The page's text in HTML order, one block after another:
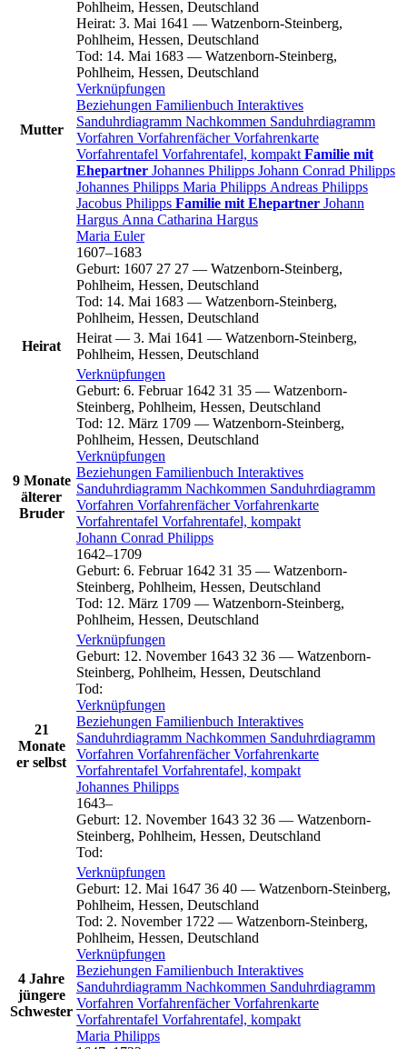
Mutter
Pohlheim, Hessen, Deutschland
Heirat: 3. Mai 1641 — Watzenborn-Steinberg,
Pohlheim, Hessen, Deutschland
Tod: 14. Mai 1683 — Watzenborn-Steinberg,
Pohlheim, Hessen, Deutschland
Verknüpfungen
Beziehungen Familienbuch Interaktives
Sanduhrdiagramm Nachkommen Sanduhrdiagramm
Vorfahren VorfahrenfächerVorfahrenkarte
Vorfahrentafel Vorfahrentafel, kompakt Familie mit
Ehepartner Johannes Philipps Johann Conrad Philipps
Johannes Philipps Maria Philipps Andreas Philipps
Jacobus Philipps Familie mit Ehepartner Johann
Hargus Anna Catharina Hargus
Maria Euler
1607–1683
Geburt: 1607 27 27 — Watzenborn-Steinberg,
Pohlheim, Hessen, Deutschland
Tod: 14. Mai 1683 — Watzenborn-Steinberg,
Pohlheim, Hessen, Deutschland
Heirat
Heirat — 3. Mai 1641 — Watzenborn-Steinberg,
Pohlheim, Hessen, Deutschland
9 Monate
älterer
Bruder
Verknüpfungen
Geburt: 6. Februar 1642 31 35 — Watzenborn-
Steinberg, Pohlheim, Hessen, Deutschland
Tod: 12. März 1709 — Watzenborn-Steinberg,
Pohlheim, Hessen, Deutschland
Verknüpfungen
Beziehungen Familienbuch Interaktives
Sanduhrdiagramm Nachkommen Sanduhrdiagramm
Vorfahren VorfahrenfächerVorfahrenkarte
Vorfahrentafel Vorfahrentafel, kompakt
Johann Conrad Philipps
1642–1709
Geburt: 6. Februar 1642 31 35 — Watzenborn-
Steinberg, Pohlheim, Hessen, Deutschland
Tod: 12. März 1709 — Watzenborn-Steinberg,
Pohlheim, Hessen, Deutschland
21
Monate
er selbst
Verknüpfungen
Geburt: 12. November 1643 32 36 — Watzenborn-
Steinberg, Pohlheim, Hessen, Deutschland
Tod:
Verknüpfungen
Beziehungen Familienbuch Interaktives
Sanduhrdiagramm Nachkommen Sanduhrdiagramm
Vorfahren VorfahrenfächerVorfahrenkarte
Vorfahrentafel Vorfahrentafel, kompakt
Johannes Philipps
1643–
Geburt: 12. November 1643 32 36 — Watzenborn-
Steinberg, Pohlheim, Hessen, Deutschland
Tod:
4 Jahre
jüngere
Schwester
Verknüpfungen
Geburt: 12. Mai 1647 36 40 — Watzenborn-Steinberg,
Pohlheim, Hessen, Deutschland
Tod: 2. November 1722 — Watzenborn-Steinberg,
Pohlheim, Hessen, Deutschland
Verknüpfungen
Beziehungen Familienbuch Interaktives
Sanduhrdiagramm Nachkommen Sanduhrdiagramm
Vorfahren VorfahrenfächerVorfahrenkarte
Vorfahrentafel Vorfahrentafel, kompakt
Maria Philipps